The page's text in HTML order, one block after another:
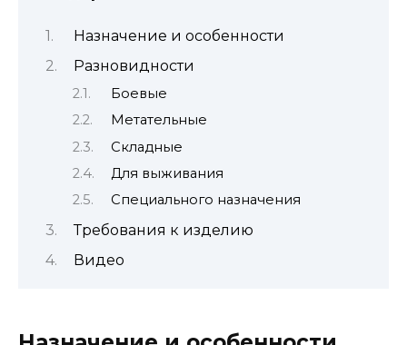
Назначение и особенности
Разновидности
Боевые
Метательные
Складные
Для выживания
Специального назначения
Требования к изделию
Видео